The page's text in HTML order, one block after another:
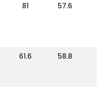
81 57.6
61.6 58.8